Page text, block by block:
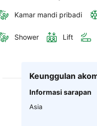
Kamar mandi pribadi
Shower Lift
Keunggulan
Informasi sarapan
Asia